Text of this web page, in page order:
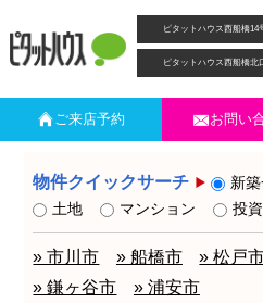
ピタットハウス西船橋14
ピタットハウス西船橋北
ご来店予約 お問い
物件クイックサーチ 新
土地
マンション 投
» 市川市 » 船橋市 » 松戸
» 鎌ヶ谷市
» 浦安市